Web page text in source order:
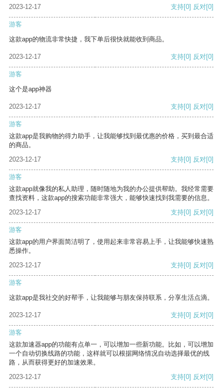
2023-12-17 支持[0] 反对[0]
游客
这款app的物流非常快捷，我下单后很快就能收到商品。
2023-12-17 支持[0] 反对[0]
游客
这个是app神器
2023-12-17 支持[0] 反对[0]
游客
这款app是我购物的得力助手，让我能够找到最优惠的价格，买到最合适
的商品。
2023-12-17
支持[0] 反对[0]
游客
这款app就像我的私人助理，随时随地为我的办公提供帮助。我经常需要
查找资料，这款app的搜索功能非常强大，能够快速找到我需要的信息。
2023-12-17
支持[0] 反对[0]
游客
这款app的用户界面简洁明了，使用起来非常容易上手，让我能够快速熟
悉操作。
2023-12-17
支持[0] 反对[0]
游客
这款app是我社交的好帮手，让我能够与朋友保持联系，分享生活点滴。
2023-12-17 支持[0] 反对[0]
游客
这款加速器app的功能有点单一，可以增加一些新功能。比如，可以增加
一个自动切换线路的功能，这样就可以根据网络情况自动选择最优的线
路，从而获得更好的加速效果。
2023-12-17
支持[0] 反对[0]